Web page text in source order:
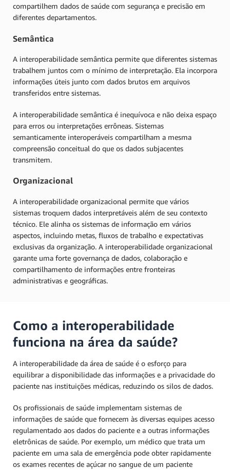
compartilhem dados de saúde com segurança e precisão em
diferentes departamentos.
Semântica
A interoperabilidade semântica permite que diferentes sistemas
trabalhem juntos com o mínimo de interpretação. Ela incorpora
informações úteis junto com dados brutos em arquivos
transferidos entre sistemas.
A interoperabilidade semântica é inequívoca e não deixa espaço
para erros ou interpretações errôneas. Sistemas
semanticamente interoperáveis compartilham a mesma
compreensão conceitual do que os dados subjacentes
transmitem.
Organizacional
A interoperabilidade organizacional permite que vários
sistemas troquem dados interpretáveis além de seu contexto
técnico. Ele alinha os sistemas de informação em vários
aspectos, incluindo metas, fluxos de trabalho e expectativas
exclusivas da organização. A interoperabilidade organizacional
garante uma forte governança de dados, colaboração e
compartilhamento de informações entre fronteiras
administrativas e geográficas.
Como a interoperabilidade
funciona na área da saúde?
A interoperabilidade da área de saúde é o esforço para
equilibrar a disponibilidade das informações e a privacidade do
paciente nas instituições médicas, reduzindo os silos de dados.
Os profissionais de saúde implementam sistemas de
informações de saúde que fornecem às diversas equipes acesso
regulamentado aos dados do paciente e a outras informações
eletrônicas de saúde. Por exemplo, um médico que trata um
paciente em uma sala de emergência pode obter rapidamente
os exames recentes de açúcar no sangue de um paciente